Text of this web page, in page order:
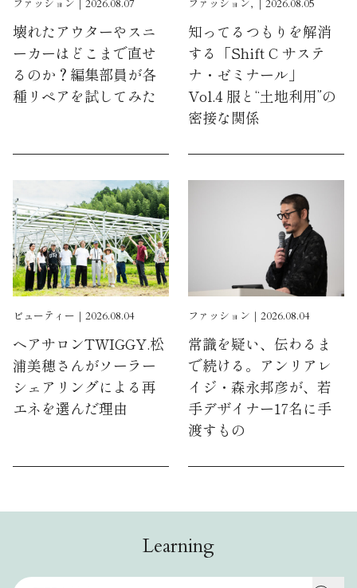
ファッション｜2026.08.07
壊れたアウターやスニ
ーカーはどこまで直せ
るのか？編集部員が各
種リペアを試してみた
ファッション, ｜2026.08.05
知ってるつもりを解消
する「Shift C サステ
ナ・ゼミナール」
Vol.4 服と“土地利用”の
密接な関係
ビューティー｜2026.08.04
ヘアサロンTWIGGY.松
浦美穂さんがソーラー
シェアリングによる再
エネを選んだ理由
ファッション｜2026.08.04
常識を疑い、伝わるま
で続ける。アンリアレ
イジ・森永邦彦が、若
手デザイナー17名に手
渡すもの
Learning